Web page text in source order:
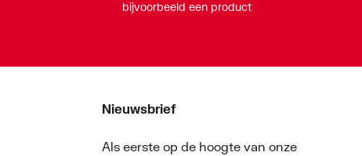
bijvoorbeeld een product
Nieuwsbrief
Als eerste op de hoogte van onze